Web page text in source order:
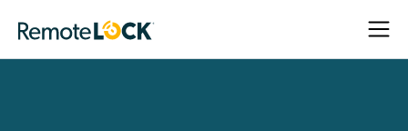
Página
de
inicio
Abrir
Cerrar